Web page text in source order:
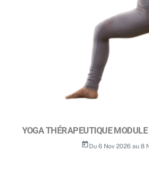
YOGA THÉRAPEUTIQUE
today Du 6 Nov 2026 au 8